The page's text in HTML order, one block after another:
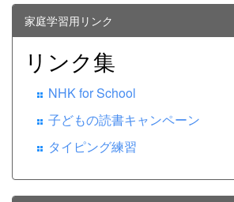
家庭学習用リンク
リンク集
NHK for School
子どもの読書キャンペーン
タイピング練習